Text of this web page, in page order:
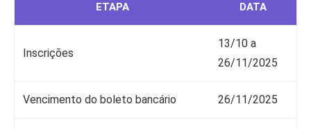
ETAPA DATA
Inscrições
13/10 a
26/11/2025
Vencimento do boleto bancário 26/11/2025